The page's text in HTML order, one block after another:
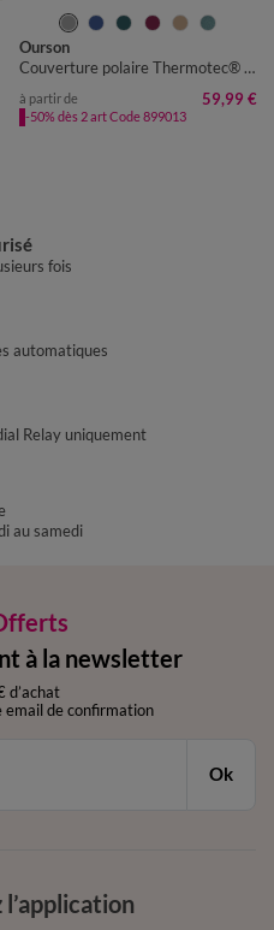
Ourson
Couverture polaire Thermotec® 350 g/m²
à partir de 59,99 €
-50% dès 2 art Code 899013
fois
automatiques
Relay uniquement
au samedi
à la newsletter
d’achat
email de confirmation
Ok